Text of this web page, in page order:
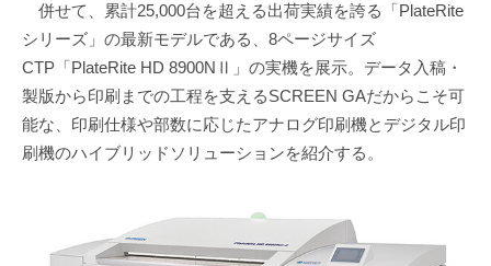
併せて、累計25,000台を超える出荷実績を誇る「PlateRite
シリーズ」の最新モデルである、8ページサイズ
CTP「PlateRite HD 8900NⅡ」の実機を展示。データ入稿・
製版から印刷までの工程を支えるSCREEN GAだからこそ可
能な、印刷仕様や部数に応じたアナログ印刷機とデジタル印
刷機のハイブリッドソリューションを紹介する。